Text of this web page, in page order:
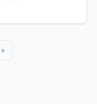
»